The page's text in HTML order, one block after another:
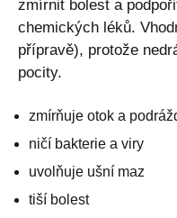
zmírnit bolest a
chemických léků.
přípravě), protože
pocity.
zmírňuje otok a
ničí bakterie a viry
uvolňuje ušní maz
tiší bolest